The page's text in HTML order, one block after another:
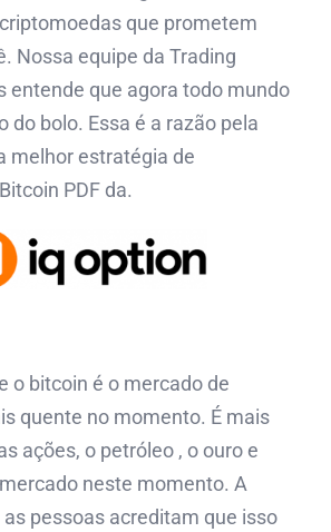
que prometem
Nossa equipe da Trading
entende que agora todo mundo
do bolo. Essa é a razão pela
melhor estratégia de
PDF da.
o bitcoin é o mercado de
quente no momento. É mais
ações, o petróleo , o ouro e
neste momento. A
pessoas acreditam que isso